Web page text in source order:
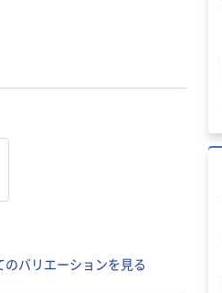
のバリエーションを見る